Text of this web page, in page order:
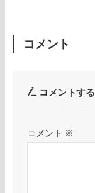
コメント
コメントする
コメント ※